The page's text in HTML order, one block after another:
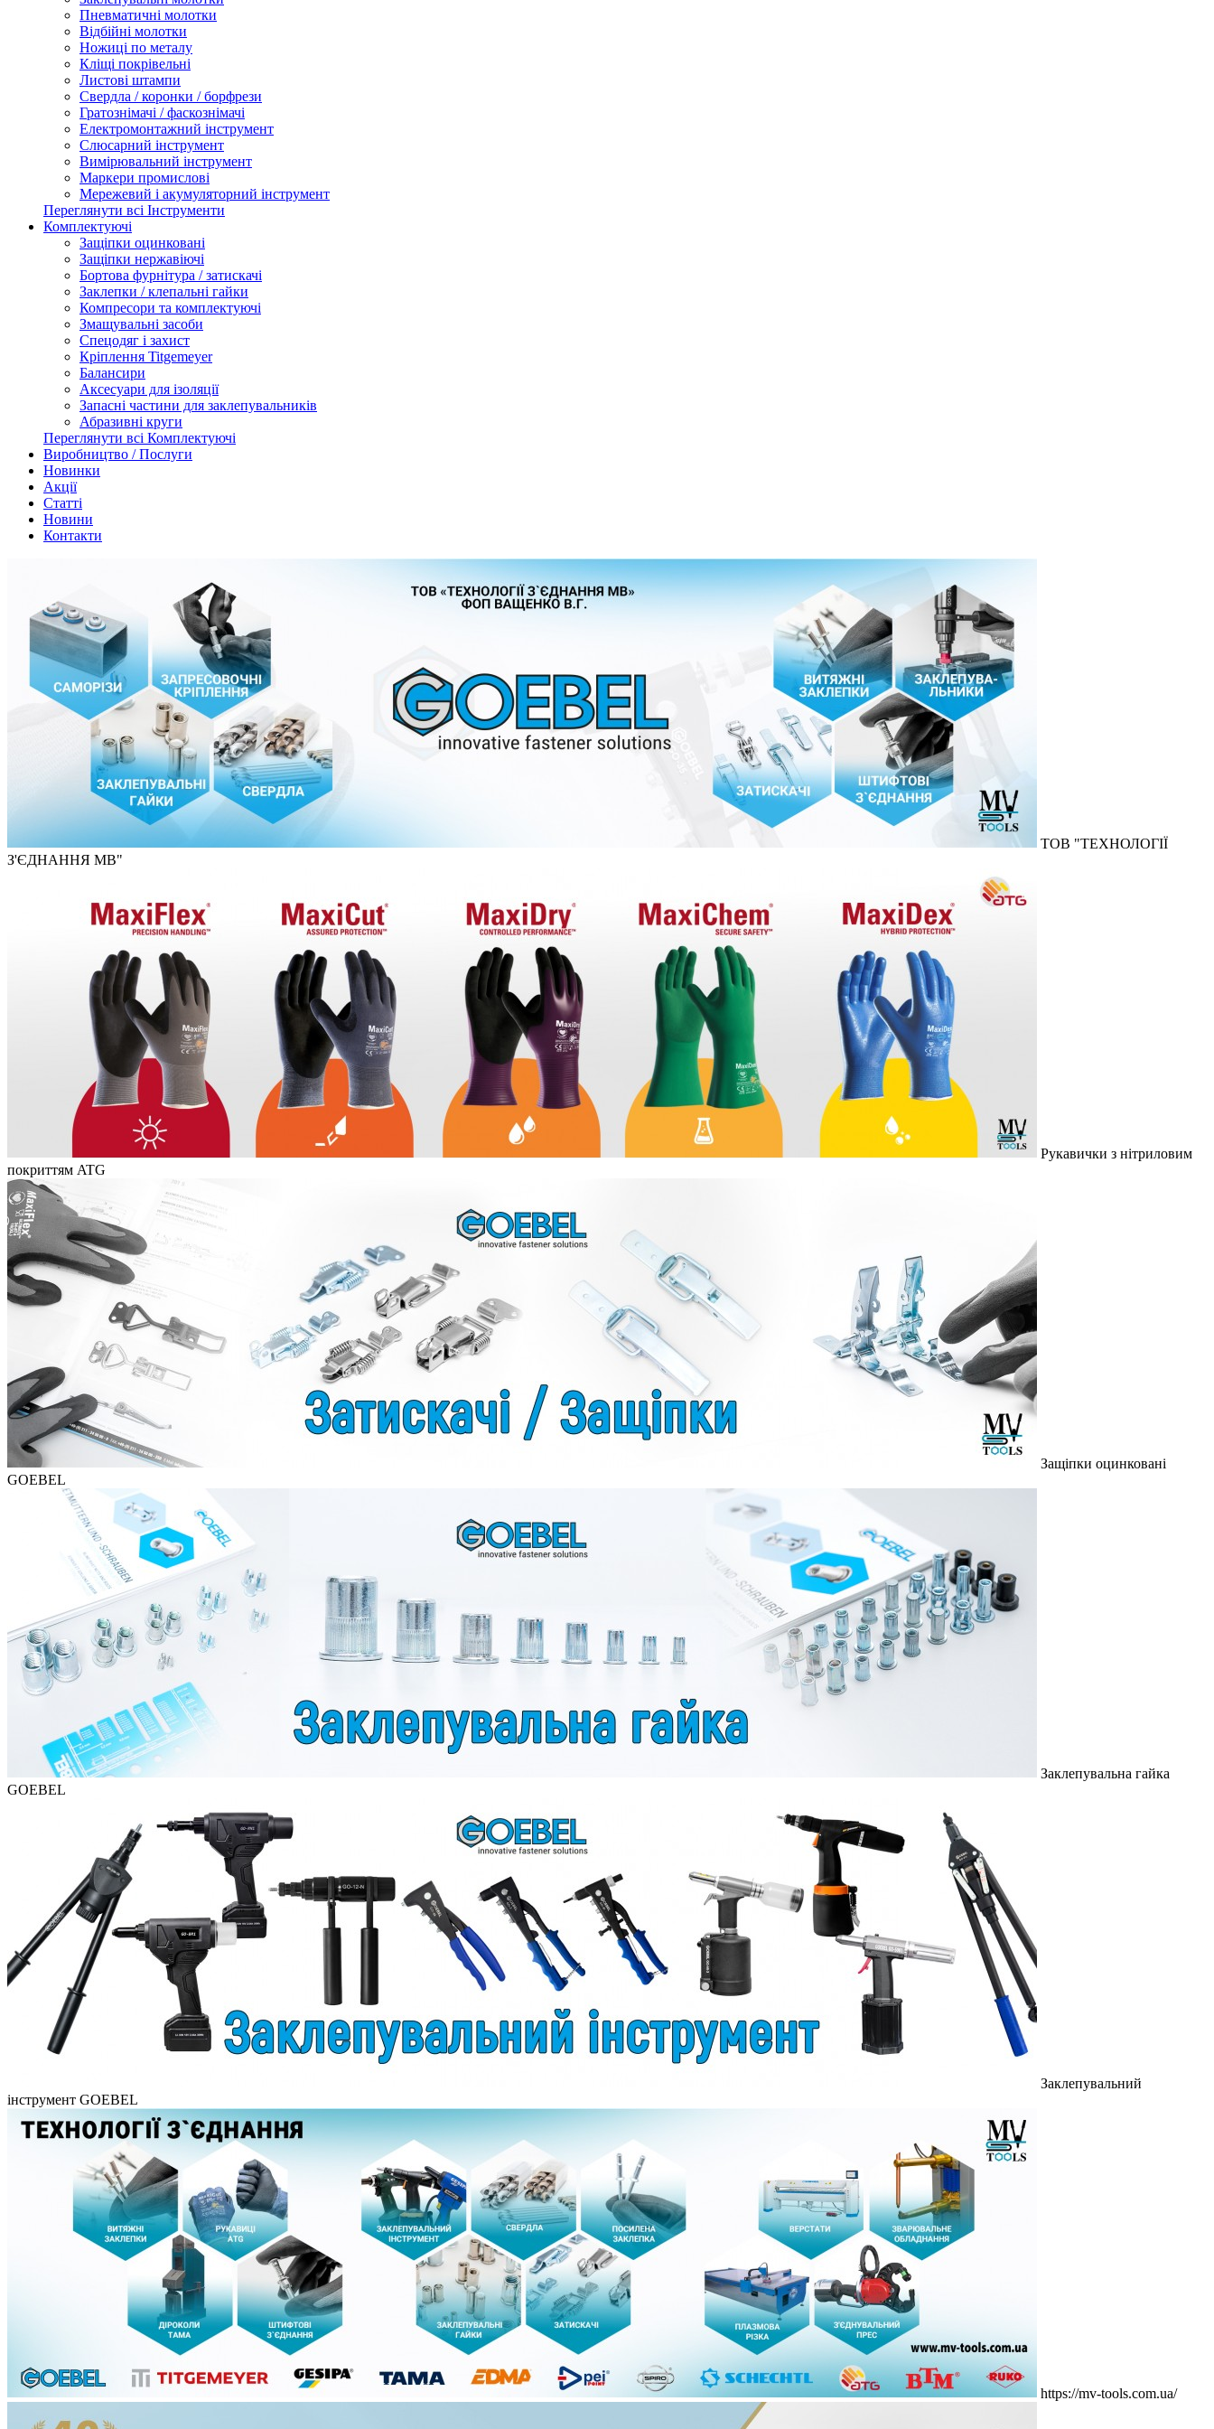
Пневматичні молотки
Відбійні молотки
Ножиці по металу
Кліщі покрівельні
Листові штампи
Свердла / коронки / борфрези
Гратознімачі / фаскознімачі
Електромонтажний інструмент
Слюсарний інструмент
Вимірювальний інструмент
Маркери промислові
Мережевий і акумуляторний інструмент
Переглянути всі Інструменти
Комплектуючі
Защіпки оцинковані
Защіпки нержавіючі
Бортова фурнітура / затискачі
Заклепки / клепальні гайки
Компресори та комплектуючі
Змащувальні засоби
Спецодяг і захист
Кріплення Titgemeyer
Балансири
Аксесуари для ізоляції
Запасні частини для заклепувальників
Абразивні круги
Переглянути всі Комплектуючі
Виробництво / Послуги
Новинки
Акції
Статті
Новини
Контакти
ТОВ "ТЕХНОЛОГІЇ
З'ЄДНАННЯ МВ"
Рукавички з нітриловим
покриттям ATG
Защіпки оцинковані
GOEBEL
Заклепувальна гайка
GOEBEL
Заклепувальний
інструмент GOEBEL
https://mv-tools.com.ua/